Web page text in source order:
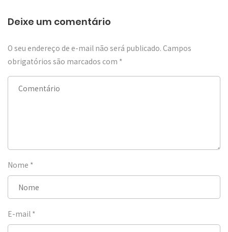
Deixe um comentário
O seu endereço de e-mail não será publicado. Campos
obrigatórios são marcados com *
Nome *
E-mail *